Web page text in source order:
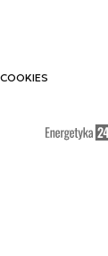
COOKIES